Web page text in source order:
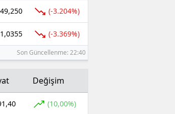
49,250 (-3.204%)
1,0355 (-3.369%)
Son Güncellenme: 22:40
Değişim
(10,00%)